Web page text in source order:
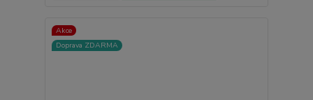
Akce
Doprava ZDARMA